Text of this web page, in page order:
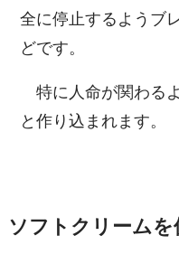
全に停止するようブ
どです。
特に人命が関わる
と作り込まれます。
ソフトクリーム